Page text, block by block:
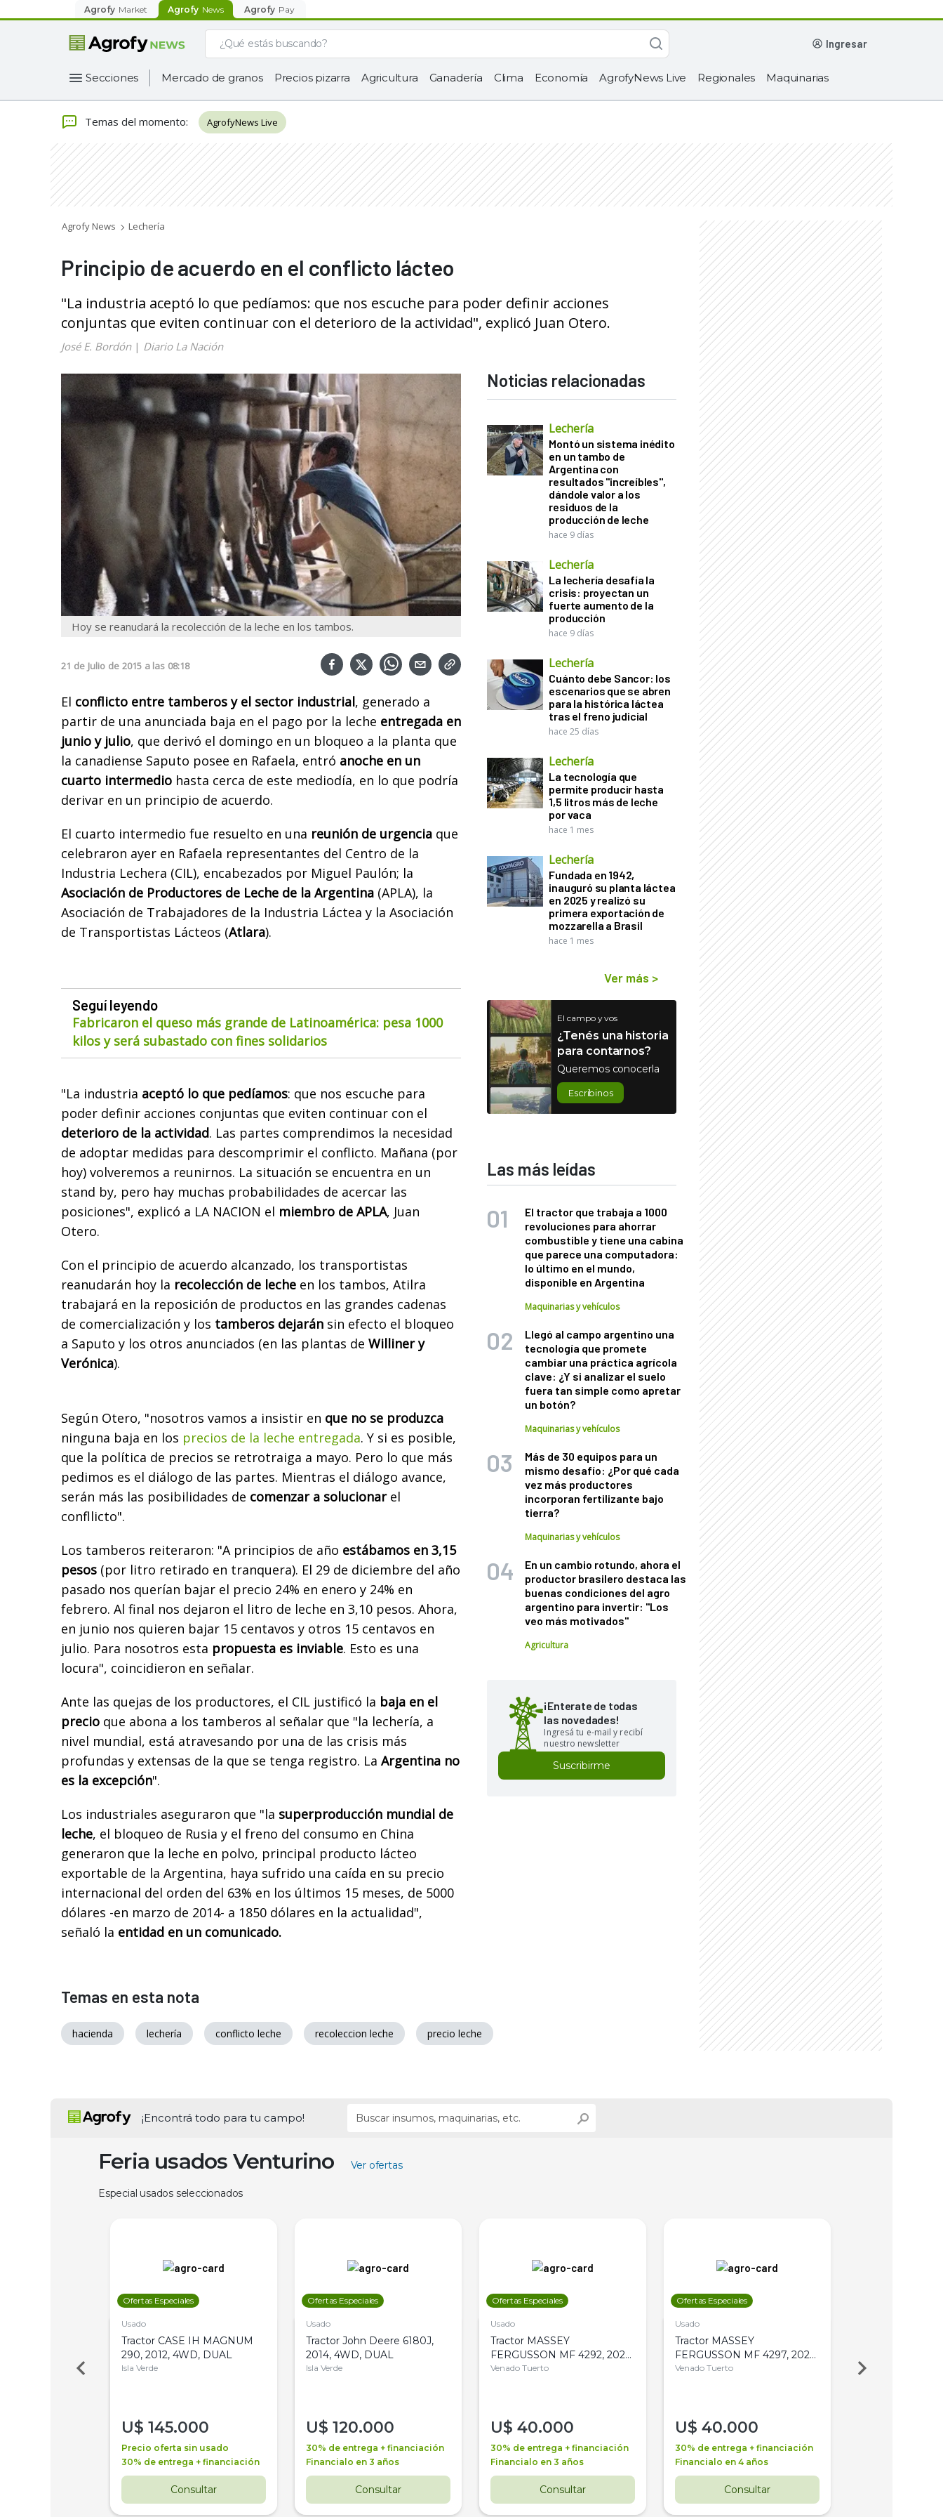
Agrofy Market Agrofy News Agrofy Pay
ingresar
Secciones Mercado de granos Precios pizarra Agricultura Ganadería Clima Economía AgrofyNews Live Regionales Maquinarias
Temas del momento: AgrofyNews Live
Agrofy News Lechería
Principio de acuerdo en el conflicto lácteo
"La industria aceptó lo que pedíamos: que nos escuche para poder definir acciones
conjuntas que eviten continuar con el deterioro de la actividad", explicó Juan Otero.
José E. Bordón| Diario La Nación
Hoy se reanudará la recolección de la leche en los tambos.
21 de Julio de 2015 a las 08:18
El conflicto entre tamberos y el sector industrial, generado a
partir de una anunciada baja en el pago por la leche entregada en
junio y julio, que derivó el domingo en un bloqueo a la planta que
la canadiense Saputo posee en Rafaela, entró anoche en un
cuarto intermedio hasta cerca de este mediodía, en lo que podría
derivar en un principio de acuerdo.
El cuarto intermedio fue resuelto en una reunión de urgencia que
celebraron ayer en Rafaela representantes del Centro de la
Industria Lechera (CIL), encabezados por Miguel Paulón; la
Asociación de Productores de Leche de la Argentina (APLA), la
Asociación de Trabajadores de la Industria Láctea y la Asociación
de Transportistas Lácteos (Atlara).
Seguí leyendo
Fabricaron el queso más grande de Latinoamérica: pesa 1000
kilos y será subastado con fines solidarios
"La industria aceptó lo que pedíamos: que nos escuche para
poder definir acciones conjuntas que eviten continuar con el
deterioro de la actividad. Las partes comprendimos la necesidad
de adoptar medidas para descomprimir el conflicto. Mañana (por
hoy) volveremos a reunirnos. La situación se encuentra en un
stand by, pero hay muchas probabilidades de acercar las
posiciones", explicó a LA NACION el miembro de APLA, Juan
Otero.
Con el principio de acuerdo alcanzado, los transportistas
reanudarán hoy la recolección de leche en los tambos, Atilra
trabajará en la reposición de productos en las grandes cadenas
de comercialización y los tamberos dejarán sin efecto el bloqueo
a Saputo y los otros anunciados (en las plantas de Williner y
Verónica).
Según Otero, "nosotros vamos a insistir en que no se produzca
ninguna baja en los precios de la leche entregada. Y si es posible,
que la política de precios se retrotraiga a mayo. Pero lo que más
pedimos es el diálogo de las partes. Mientras el diálogo avance,
serán más las posibilidades de comenzar a solucionarel
confllicto".
Los tamberos reiteraron: "A principios de año estábamos en 3,15
pesos (por litro retirado en tranquera). El 29 de diciembre del año
pasado nos querían bajar el precio 24% en enero y 24% en
febrero. Al final nos dejaron el litro de leche en 3,10 pesos. Ahora,
en junio nos quieren bajar 15 centavos y otros 15 centavos en
julio. Para nosotros esta propuesta es inviable. Esto es una
locura", coincidieron en señalar.
Ante las quejas de los productores, el CIL justificó la baja en el
precio que abona a los tamberos al señalar que "la lechería, a
nivel mundial, está atravesando por una de las crisis más
profundas y extensas de la que se tenga registro. La Argentina no
es la excepción".
Los industriales aseguraron que "la superproducción mundial de
leche, el bloqueo de Rusia y el freno del consumo en China
generaron que la leche en polvo, principal producto lácteo
exportable de la Argentina, haya sufrido una caída en su precio
internacional del orden del 63% en los últimos 15 meses, de 5000
dólares -en marzo de 2014- a 1850 dólares en la actualidad",
señaló la entidad en un comunicado.
Noticias relacionadas
Lechería
Montó un sistema inédito
en un tambo de
Argentina con
resultados "increíbles",
dándole valor a los
residuos de la
producción de leche
hace 9 días
Lechería
La lechería desafía la
crisis: proyectan un
fuerte aumento de la
producción
hace 9 días
Lechería
Cuánto debe Sancor: los
escenarios que se abren
para la histórica láctea
tras el freno judicial
hace 25 días
Lechería
La tecnología que
permite producir hasta
1,5 litros más de leche
por vaca
hace 1 mes
Lechería
Fundada en 1942,
inauguró su planta láctea
en 2025 y realizó su
primera exportación de
mozzarella a Brasil
hace 1 mes
Ver más >
El campo y vos
¿Tenés una historia
para contarnos?
Queremos conocerla
Escribinos
Las más leídas
El tractor que trabaja a 1000
revoluciones para ahorrar
combustible y tiene una cabina
que parece una computadora:
lo último en el mundo,
disponible en Argentina
Maquinarias y vehículos
Llegó al campo argentino una
tecnología que promete
cambiar una práctica agrícola
clave: ¿Y si analizar el suelo
fuera tan simple como apretar
un botón?
Maquinarias y vehículos
Más de 30 equipos para un
mismo desafío: ¿Por qué cada
vez más productores
incorporan fertilizante bajo
tierra?
Maquinarias y vehículos
En un cambio rotundo, ahora el
productor brasilero destaca las
buenas condiciones del agro
argentino para invertir: "Los
veo más motivados"
Agricultura
¡Enterate de todas
las novedades!
Ingresá tu e-mail y recibí
nuestro newsletter
Suscribirme
Temas en esta nota
hacienda lechería conflicto leche recoleccion leche precio leche
¡Encontrá todo para tu campo!
Feria usados Venturino Ver ofertas
Especial usados seleccionados
Ofertas Especiales
Usado
Tractor CASE IH MAGNUM
290, 2012, 4WD, DUAL
Isla Verde
U$ 145.000
Precio oferta sin usado
30% de entrega + financiación
Consultar
Ofertas Especiales
Usado
Tractor John Deere 6180J,
2014, 4WD, DUAL
Isla Verde
U$ 120.000
30% de entrega + financiación
Financialo en 3 años
Consultar
Ofertas Especiales
Usado
Tractor MASSEY
FERGUSSON MF 4292, 2020,
4WD, PATON
Venado Tuerto
U$ 40.000
30% de entrega + financiación
Financialo en 3 años
Consultar
Ofertas Especiales
Usado
Tractor MASSEY
FERGUSSON MF 4297, 2020,
4WD, PATON
Venado Tuerto
U$ 40.000
30% de entrega + financiación
Financialo en 4 años
Consultar
Venado Tuerto